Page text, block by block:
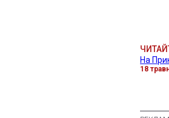
На
18